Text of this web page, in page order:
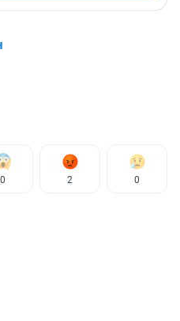
0 2 0